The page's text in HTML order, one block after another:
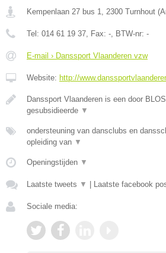
Kempenlaan 27 bus 1 2300 Turnhout (
Tel: 014 61 19 37 , Fax: - , BTW-nr: -
E-mail › Danssport Vlaanderen vzw
Website: http://
Danssport Vlaanderen is een door
gesubsidieerde ▼
ondersteuning van dansclubs en
opleiding van ▼
Openingstijden ▼
Laatste tweets ▼ Laatste facebook
Sociale media: